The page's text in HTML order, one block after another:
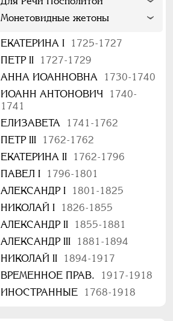
Монетовидные жетоны
ЕКАТЕРИНА I
1725-1727
ПЕТР II
1727-1729
АННА ИОАННОВНА
1730-1740
ИОАНН АНТОНОВИЧ
1740-
1741
ЕЛИЗАВЕТА
1741-1762
ПЕТР III
1762-1762
ЕКАТЕРИНА II
1762-1796
ПАВЕЛ I
1796-1801
АЛЕКСАНДР I
1801-1825
НИКОЛАЙ I
1826-1855
АЛЕКСАНДР II
1855-1881
АЛЕКСАНДР III
1881-1894
НИКОЛАЙ II
1894-1917
ВРЕМЕННОЕ ПРАВ.
1917-1918
ИНОСТРАННЫЕ
1768-1918